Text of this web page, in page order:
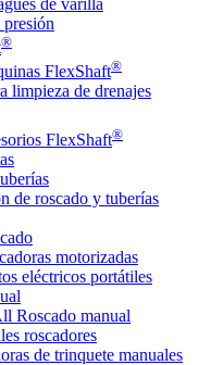
®
FlexShaft®
limpieza de drenajes
FlexShaft®
de roscado y tuberías
motorizadas
eléctricos portátiles
Roscado manual
roscadores
de trinquete manuales